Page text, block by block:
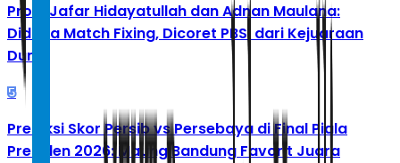
Profil Jafar Hidayatullah dan Adnan Maulana:
Diduga Match Fixing, Dicoret PBSI dari Kejuaraan
Dunia
5
Prediksi Skor Persib vs Persebaya di Final Piala
Presiden 2026: Maung Bandung Favorit Juara